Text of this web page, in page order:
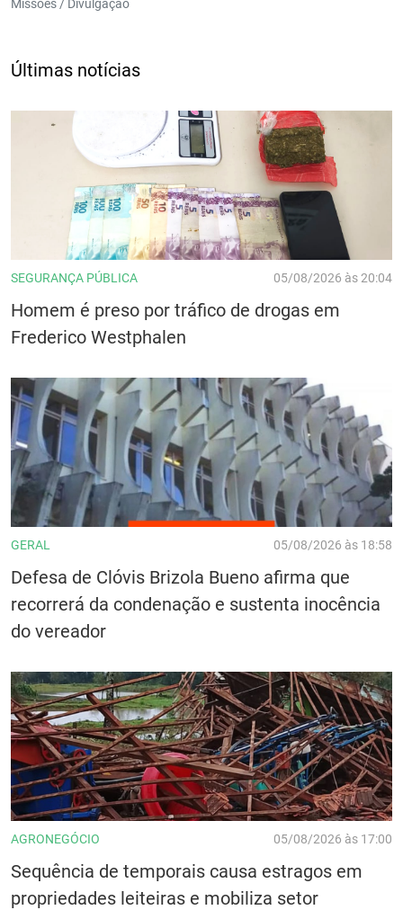
Missões / Divulgação
Últimas notícias
SEGURANÇA PÚBLICA 05/08/2026 às 20:04
Homem é preso por tráfico de drogas em
Frederico Westphalen
GERAL 05/08/2026 às 18:58
Defesa de Clóvis Brizola Bueno afirma que
recorrerá da condenação e sustenta inocência
do vereador
AGRONEGÓCIO 05/08/2026 às 17:00
Sequência de temporais causa estragos em
propriedades leiteiras e mobiliza setor